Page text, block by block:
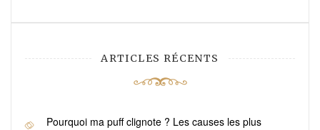
ARTICLES RÉCENTS
Pourquoi ma puff clignote ? Les causes les plus